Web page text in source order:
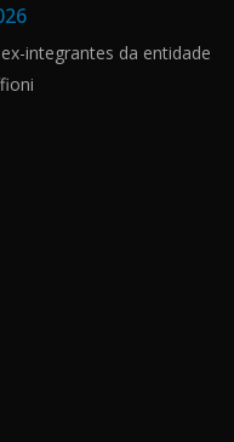
integrantes da entidade